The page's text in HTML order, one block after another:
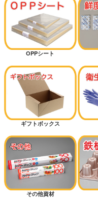
OPPシート
ギフトボックス
その他資材